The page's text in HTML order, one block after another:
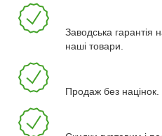
Заводська гарантія
наші товари.
Продаж без націнок.